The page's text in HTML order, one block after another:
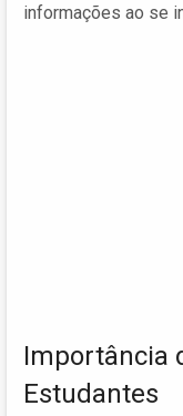
informações ao se
Importância
Estudantes